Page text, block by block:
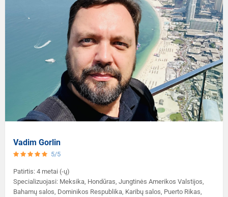
Vadim Gorlin
5/5
Patirtis: 4 metai (-ų)
Specializuojasi: Meksika, Hondūras, Jungtinės Amerikos Valstijos,
Bahamų salos, Dominikos Respublika, Karibų salos, Puerto Rikas,